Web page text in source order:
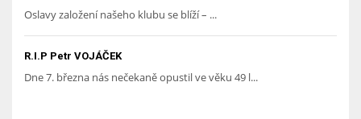
Oslavy založení našeho klubu se blíží – ...
R.I.P Petr VOJÁČEK
Dne 7. března nás nečekaně opustil ve věku 49 l...